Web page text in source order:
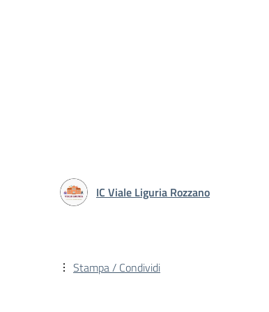
IC Viale Liguria Rozzano
Stampa / Condividi